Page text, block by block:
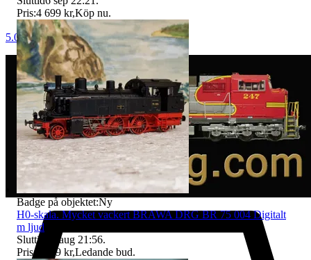
5.0
Pris:4 699 kr,Köp nu.
Badge på objektet:Ny
H0-skala. Mycket vackert BRAWA DRG BR 75 004 Digitalt
m ljud
Sluttid
13 aug 21:56.
Pris: 1 799 kr,Ledande bud.